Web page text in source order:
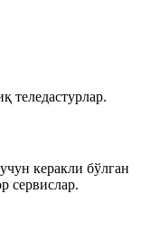
теледастурлар.
керакли бўлган
сервислар.